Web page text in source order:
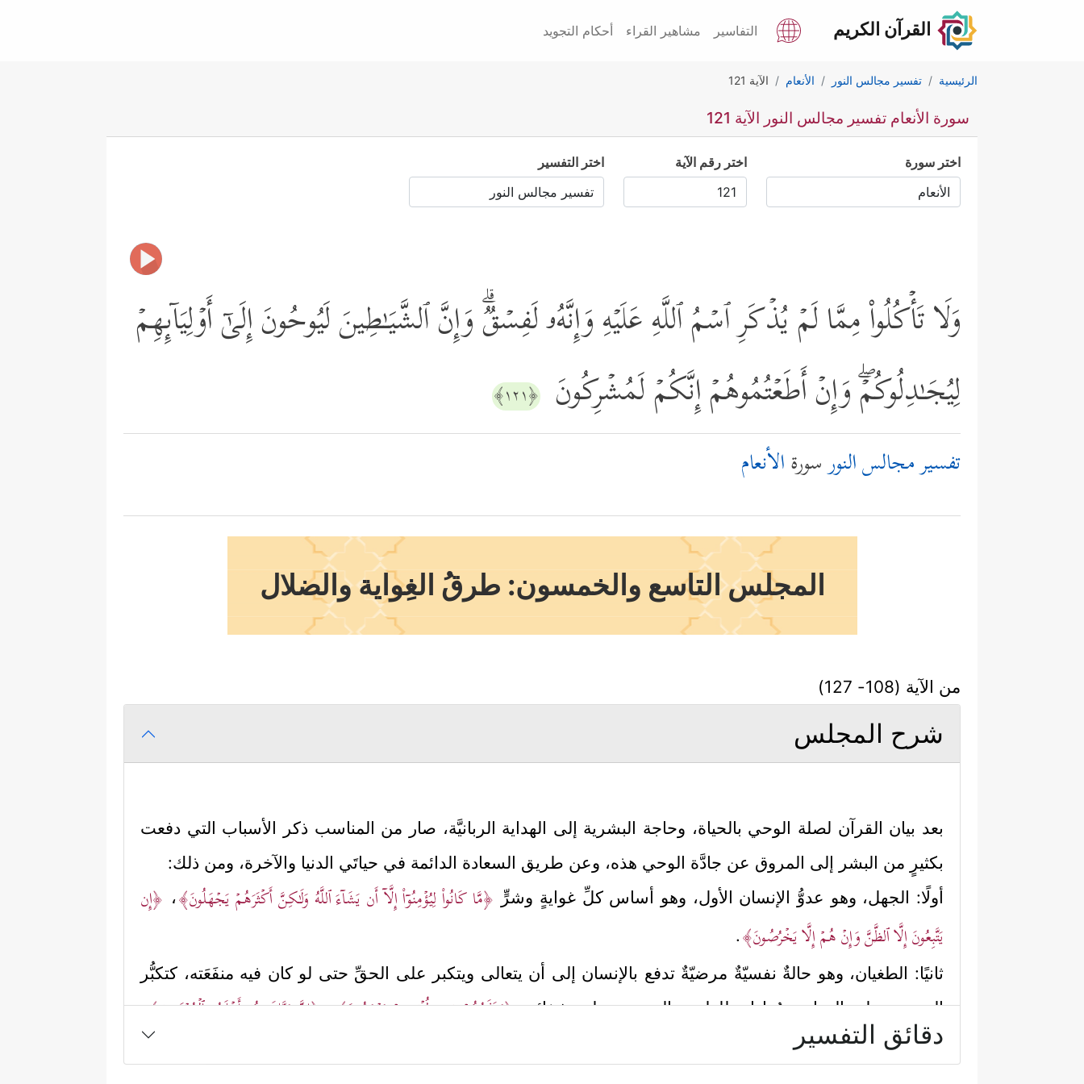
القرآن الكريم التفاسير مشاهير القراء أحكام التجويد
الرئيسية تفسير مجالس النور الأنعام الآية 121
سورة الأنعام تفسير مجالس النور الآية 121
اختر سورة اختر رقم الآية اختر التفسير
وَلَا تَأۡكُلُواْ مِمَّا لَمۡ یُذۡكَرِ ٱسۡمُ ٱللَّهِ عَلَیۡهِ وَإِنَّهُۥ لَفِسۡقࣱۗ وَإِنَّ ٱلشَّیَـٰطِینَ لَیُوحُونَ إِلَىٰۤ أَوۡلِیَاۤىِٕهِمۡ
لِیُجَـٰدِلُوكُمۡۖ وَإِنۡ أَطَعۡتُمُوهُمۡ إِنَّكُمۡ لَمُشۡرِكُونَ ﴿١٢١﴾
تفسير مجالس النورسورةالأنعام
المجلس التاسع والخمسون: طرقُ الغِواية والضلال
من الآية (108- 127)
شرح المجلس
بعد بيان القرآن لصلة الوحي بالحياة، وحاجة البشرية إلى الهداية الربانيَّة، صار من المناسب ذكر الأسباب التي دفعت
بكثيرٍ من البشر إلى المروق عن جادَّة الوحي هذه، وعن طريق السعادة الدائمة في حياتَي الدنيا والآخرة، ومن ذلك:
أولًا: الجهل، وهو عدوُّ الإنسان الأول، وهو أساس كلِّ غوايةٍ وشرٍّ ﴿مَّا كَانُواْ لِیُؤۡمِنُوۤاْ إِلَّاۤ أَن یَشَاۤءَ ٱللَّهُ وَلَـٰكِنَّ أَكۡثَرَهُمۡ یَجۡهَلُونَ﴾، ﴿إِن
یَتَّبِعُونَ إِلَّا ٱلظَّنَّ وَإِنۡ هُمۡ إِلَّا یَخۡرُصُونَ﴾ .
ثانيًا: الطغيان، وهو حالةٌ نفسيّةٌ مرضيّةٌ تدفع بالإنسان إلى أن يتعالى ويتكبر على الحقِّ حتى لو كان فيه منفَعَته، كتكبُّر
المريض على الدواء، ومُعاداته للطبيبِ الحريصِ على شفائه،﴿وَنَذَرُهُمۡ فِی طُغۡیَـٰنِهِمۡ یَعۡمَهُونَ﴾،﴿إِنَّ رَبَّكَ هُوَ أَعۡلَمُ بِٱلۡمُعۡتَدِینَ﴾،
﴿وَكَذَ ٰ⁠لِكَ جَعَلۡنَا فِی كُلِّ قَرۡیَةٍ أَكَـٰبِرَ مُجۡرِمِیهَا لِیَمۡكُرُواْ فِیهَاۖ﴾
دقائق التفسير